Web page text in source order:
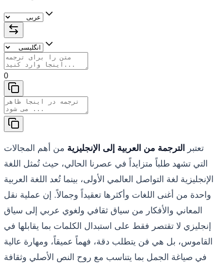
0
تعتبر الترجمة من العربية إلى الإنجليزية من أهم المجالات
التي تشهد طلباً متزايداً في عصرنا الحالي، حيث تُمثل اللغة
الإنجليزية لغة التواصل العالمي الأولى، بينما تُعد اللغة العربية
واحدة من أغنى اللغات وأكثرها تعقيداً وجمالاً. إن عملية نقل
المعاني والأفكار من سياق ثقافي ولغوي عربي إلى سياق
إنجليزي لا تقتصر فقط على استبدال الكلمات بما يقابلها في
القاموس، بل هي فن يتطلب دقة، فهماً عميقاً، ومهارة عالية
في صياغة الجمل بما يتناسب مع روح النص الأصلي وثقافة